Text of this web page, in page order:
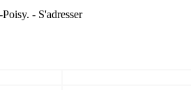
- S'adresser